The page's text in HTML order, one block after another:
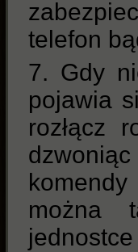
telefon
7. Gdy
pojawia
rozłącz
można